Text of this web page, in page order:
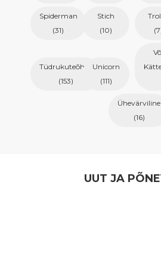
Spiderman
(31)
Stich
(10)
Tüdrukuteõhtu
(153)
Unicorn
(111)
Ühevärviline
(16)
UUT JA